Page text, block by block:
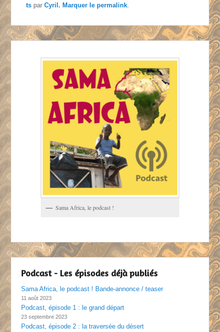
ts parCyril. Marquer lepermalink
Sama Africa, le podcast !
Podcast - Les épisodes déjà publiés
Sama Africa, le podcast ! Bande-annonce / teaser
11 août 2023
Podcast, épisode 1 : le grand départ
23 septembre 2023
Podcast, épisode 2 : la traversée du désert